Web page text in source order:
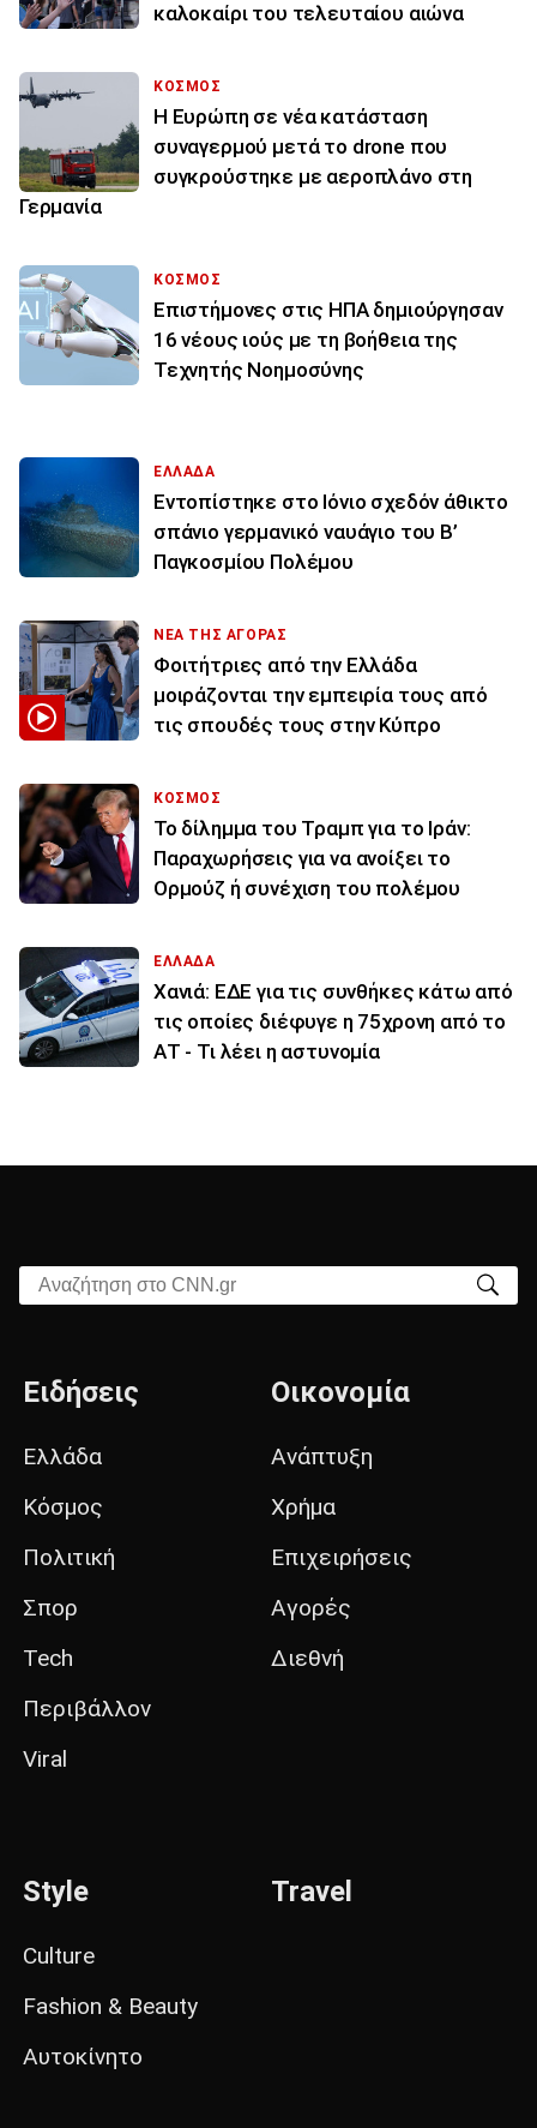
καλοκαίρι του τελευταίου αιώνα
ΚΟΣΜΟΣ
Η Ευρώπη σε νέα κατάσταση
συναγερμού μετά το drone που
συγκρούστηκε με αεροπλάνο στη
Γερμανία
ΚΟΣΜΟΣ
Επιστήμονες στις ΗΠΑ δημιούργησαν
16 νέους ιούς με τη βοήθεια της
Τεχνητής Νοημοσύνης
ΕΛΛΑΔΑ
Εντοπίστηκε στο Ιόνιο σχεδόν άθικτο
σπάνιο γερμανικό ναυάγιο του Β’
Παγκοσμίου Πολέμου
ΝΕΑ ΤΗΣ ΑΓΟΡΑΣ
Φοιτήτριες από την Ελλάδα
μοιράζονται την εμπειρία τους από
τις σπουδές τους στην Κύπρο
ΚΟΣΜΟΣ
Το δίλημμα του Τραμπ για το Ιράν:
Παραχωρήσεις για να ανοίξει το
Ορμούζ ή συνέχιση του πολέμου
ΕΛΛΑΔΑ
Χανιά: ΕΔΕ για τις συνθήκες κάτω από
τις οποίες διέφυγε η 75χρονη από το
ΑΤ - Τι λέει η αστυνομία
Αναζήτηση στο CNN.gr
Ειδήσεις
Ελλάδα
Κόσμος
Πολιτική
Σπορ
Tech
Περιβάλλον
Viral
Οικονομία
Ανάπτυξη
Χρήμα
Επιχειρήσεις
Αγορές
Διεθνή
Style
Culture
Fashion & Beauty
Αυτοκίνητο
Travel